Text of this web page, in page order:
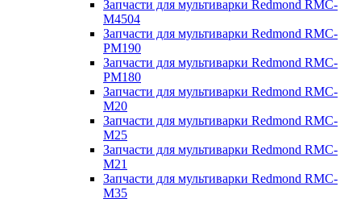
Запчасти для мультиварки Redmond RMC-
M4504
Запчасти для мультиварки Redmond RMC-
PM190
Запчасти для мультиварки Redmond RMC-
PM180
Запчасти для мультиварки Redmond RMC-
M20
Запчасти для мультиварки Redmond RMC-
M25
Запчасти для мультиварки Redmond RMC-
M21
Запчасти для мультиварки Redmond RMC-
M35